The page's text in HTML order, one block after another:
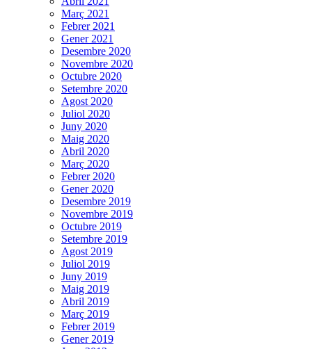
Març 2021
Febrer 2021
Gener 2021
Desembre 2020
Novembre 2020
Octubre 2020
Setembre 2020
Agost 2020
Juliol 2020
Juny 2020
Maig 2020
Abril 2020
Març 2020
Febrer 2020
Gener 2020
Desembre 2019
Novembre 2019
Octubre 2019
Setembre 2019
Agost 2019
Juliol 2019
Juny 2019
Maig 2019
Abril 2019
Març 2019
Febrer 2019
Gener 2019